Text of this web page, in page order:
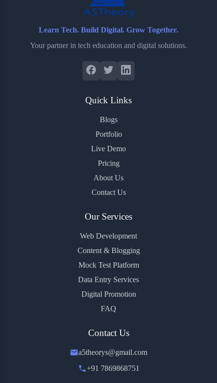
Learn Tech. Build Digital. Grow Together.
Your partner in tech education and digital solutions.
Quick Links
Blogs
Portfolio
Live Demo
Pricing
About Us
Contact Us
Our Services
Web Development
Content & Blogging
Mock Test Platform
Data Entry Services
Digital Promotion
FAQ
Contact Us
a5theorys@gmail.com
+91 7869868751